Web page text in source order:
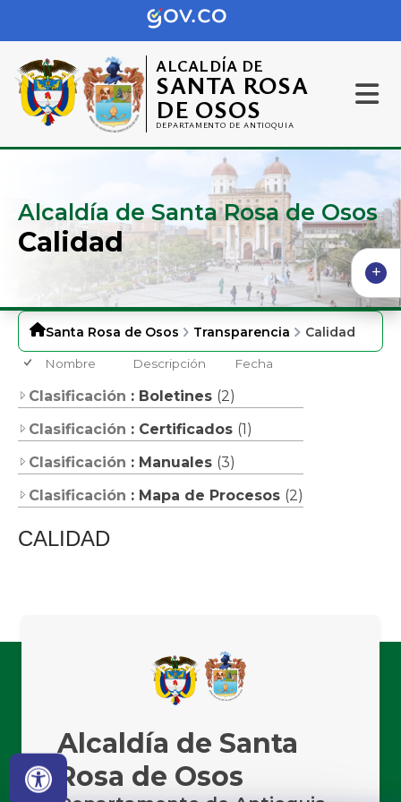
ALCALDÍA DE
SANTA ROSA
DE OSOS
DEPARTAMENTO DE ANTIOQUIA
Alcaldía de Santa Rosa de Osos
Calidad
Santa Rosa de Osos Transparencia Calidad
Nombre Descripción Fecha
Clasificación : Boletines (2)
Clasificación : Certificados (1)
Clasificación : Manuales (3)
Clasificación : Mapa de Procesos (2)
CALIDAD
Alcaldía de Santa
Rosa de Osos